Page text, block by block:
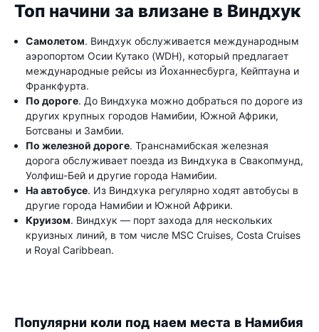
Топ начини за влизане в Виндхук
Самолетом. Виндхук обслуживается международным
аэропортом Осии Кутако (WDH), который предлагает
международные рейсы из Йоханнесбурга, Кейптауна и
Франкфурта.
По дороге. До Виндхука можно добраться по дороге из
других крупных городов Намибии, Южной Африки,
Ботсваны и Замбии.
По железной дороге. Транснамибская железная
дорога обслуживает поезда из Виндхука в Свакопмунд,
Уолфиш-Бей и другие города Намибии.
На автобусе. Из Виндхука регулярно ходят автобусы в
другие города Намибии и Южной Африки.
Круизом. Виндхук — порт захода для нескольких
круизных линий, в том числе MSC Cruises, Costa Cruises
и Royal Caribbean.
Популярни коли под наем места в Намибия